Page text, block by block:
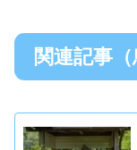
関連記事（